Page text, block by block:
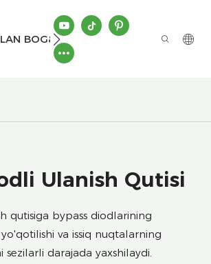
BOG&#39;LANISH
Ulanish Qutisi
qutisiga bypass diodlarining
va issiq nuqtalarning
darajada yaxshilaydi.